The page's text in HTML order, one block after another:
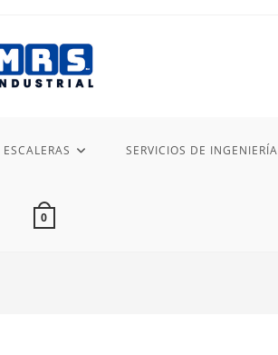
ESCALERAS SERVICIOS DE INGENIERÍA
0